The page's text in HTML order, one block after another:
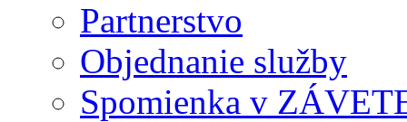
Partnerstvo
Objednanie služby
Spomienka v